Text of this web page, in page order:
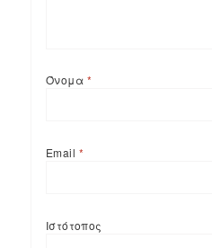
Όνομα *
Email *
Ιστότοπος